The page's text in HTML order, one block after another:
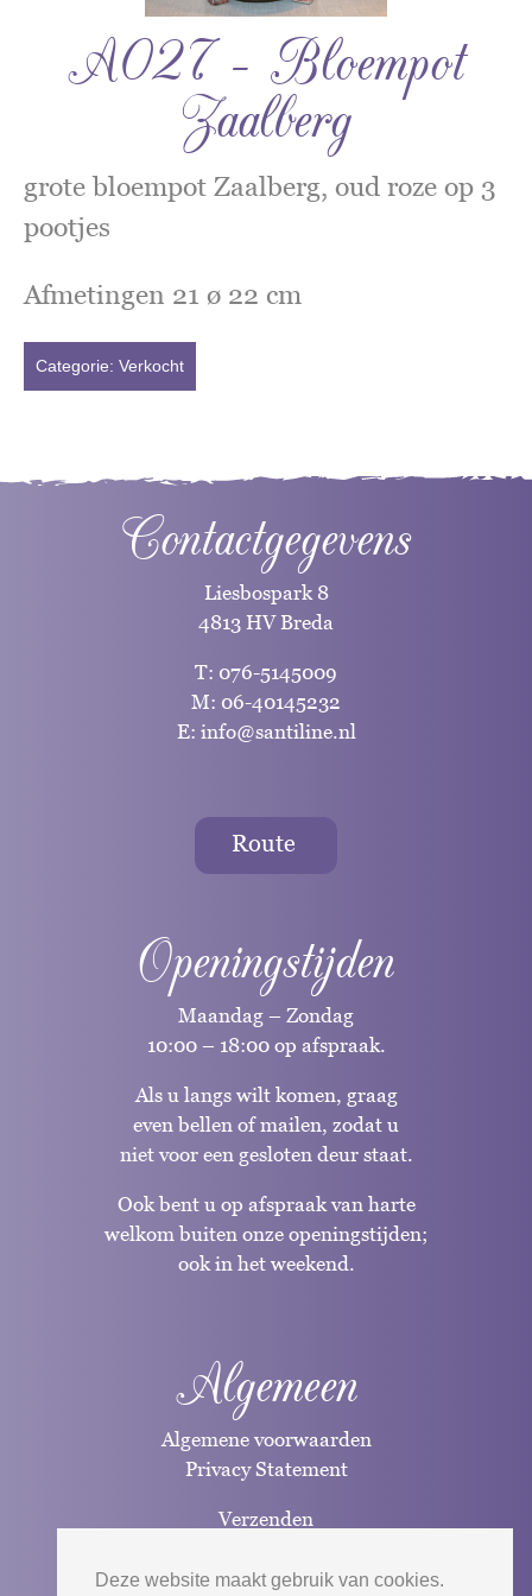
Deze website maakt gebruik van cookies.
A027 – Bloempot
Zaalberg
grote bloempot Zaalberg, oud roze op 3
pootjes
Afmetingen 21 ø 22 cm
Categorie: Verkocht
Contactgegevens
Liesbospark 8
4813 HV Breda
T: 076-5145009
M: 06-40145232
E: info@santiline.nl
Route
Openingstijden
Maandag – Zondag
10:00 – 18:00 op afspraak.
Als u langs wilt komen, graag
even bellen of mailen, zodat u
niet voor een gesloten deur staat.
Ook bent u op afspraak van harte
welkom buiten onze openingstijden;
ook in het weekend.
Algemeen
Algemene voorwaarden
Privacy Statement
Verzenden